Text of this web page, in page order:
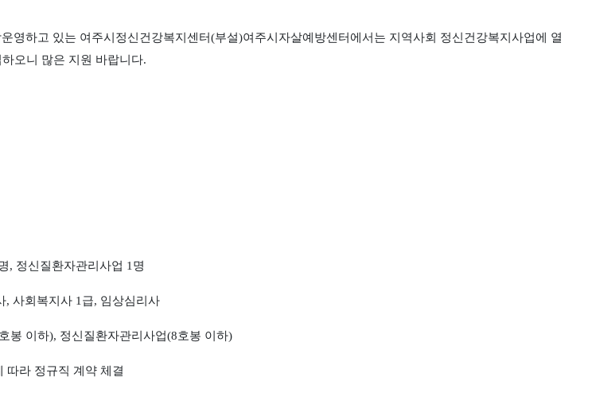
영하고 있는 여주시정신건강복지센터(부설)여주시자살예방센터에서는 지역사회 정신건강복지사업에 열
오니 많은 지원 바랍니다.
, 정신질환자관리사업 1 명
, 사회복지사 1 급, 임상심리사
호봉 이하), 정신질환자관리사업(8호봉 이하)
따라 정규직 계약 체결